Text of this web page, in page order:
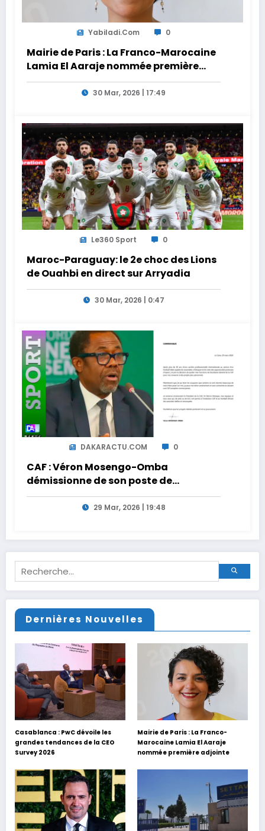
Yabiladi.com 0
Mairie de Paris : La Franco-Marocaine
Lamia El Aaraje nommée première
adjointe
30 Mar, 2026 | 17:49
Le360 Sport 0
Maroc-Paraguay: le 2e choc des Lions
de Ouahbi en direct sur Arryadia
30 Mar, 2026 | 0:47
DAKARACTU.COM 0
CAF : Véron Mosengo-Omba
démissionne de son poste de
Secrétaire Général
29 Mar, 2026 | 19:48
Dernières Nouvelles
Casablanca : PwC dévoile les
grandes tendances de la CEO
Survey 2026
Mairie de Paris : La Franco-
Marocaine Lamia El Aaraje
nommée première adjointe